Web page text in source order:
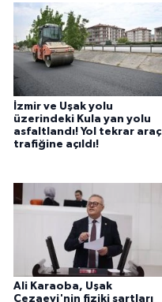
İzmir ve Uşak yolu
üzerindeki Kula yan yolu
asfaltlandı! Yol tekrar araç
trafiğine açıldı!
Ali Karaoba, Uşak
Cezaevi'nin fiziki şartları